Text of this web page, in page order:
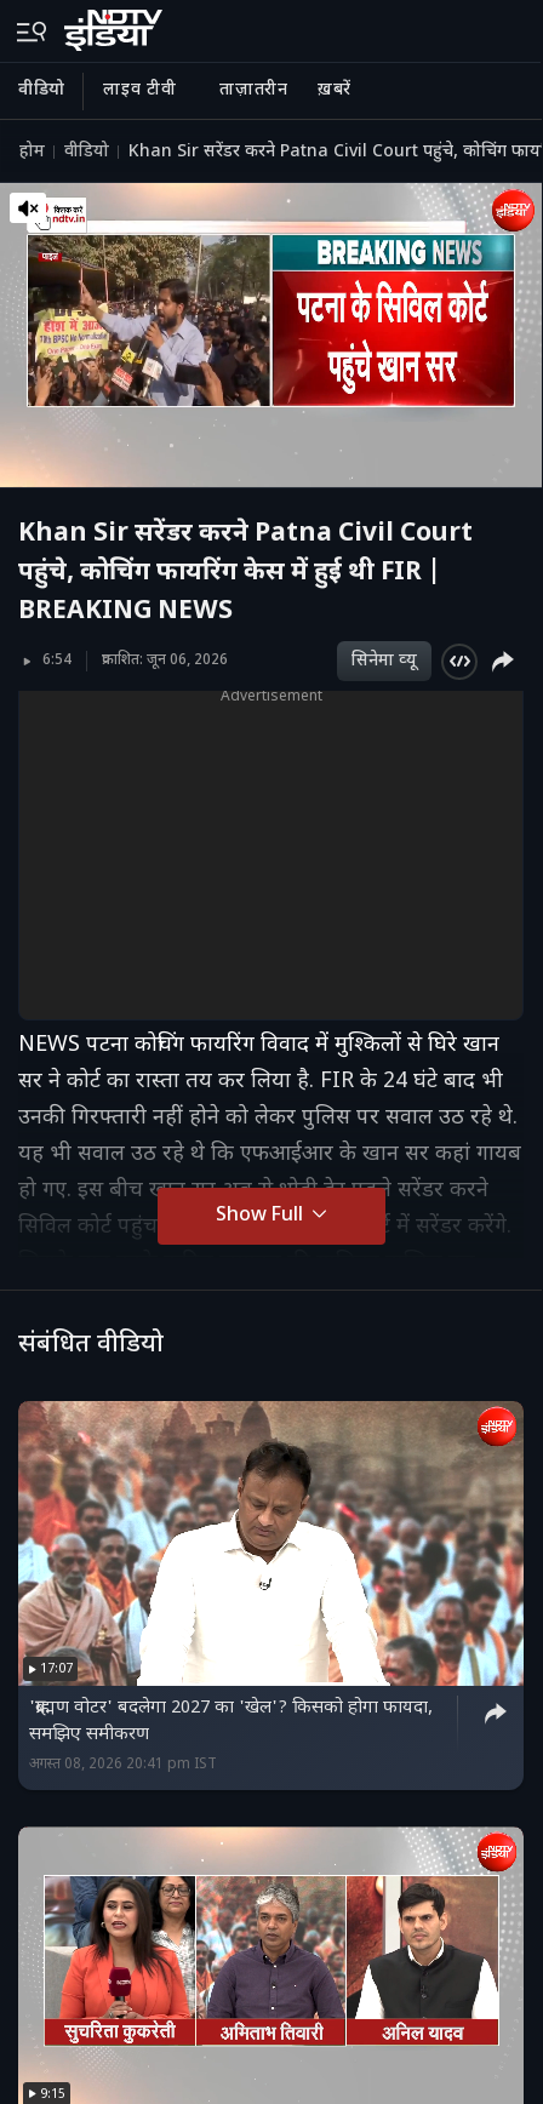
वीडियो लाइव टीवी ताज़ातरीन ख़बरें
होम वीडियो Khan Sir सरेंडर करने Patna Civil Court पहुंचे, कोचिंग
Khan Sir सरेंडर करने Patna Civil Court
पहुंचे, कोचिंग फायरिंग केस में हुई थी FIR |
BREAKING NEWS
6:54 प्रकाशित: जून 06, 2026 सिनेमा व्‍यू
Advertisement
NEWS पटना कोचिंग फायरिंग विवाद में मुश्किलों से घिरे खान
सर ने कोर्ट का रास्ता तय कर लिया है. FIR के 24 घंटे बाद भी
उनकी गिरफ्तारी नहीं होने को लेकर पुलिस पर सवाल उठ रहे थे.
यह भी सवाल उठ रहे थे कि एफआईआर के खान सर कहां गायब
हो गए. इस बीच खान सर अब से थोड़ी देर पहले सरेंडर करने
सिविल कोर्ट पहुंच चुके हैं. वो पटना सिविल कोर्ट में सरेंडर करेंगे.
सकते हैं.
Show Full
संबंधित वीडियो
17:07
'ब्राह्मण वोटर' बदलेगा 2027 का 'खेल'? किसको होगा फायदा,
समझिए समीकरण
अगस्त 08, 2026 20:41 pm IST
9:15